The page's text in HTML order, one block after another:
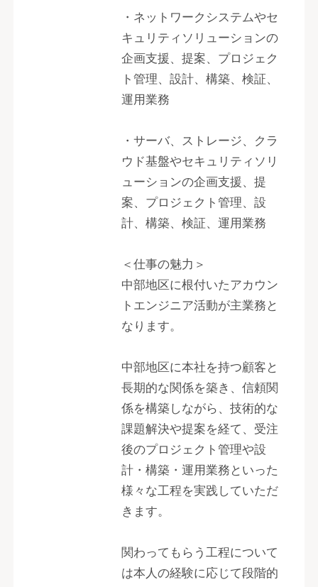
・ネットワークシステムやセ
キュリティソリューションの
企画支援、提案、プロジェク
ト管理、設計、構築、検証、
運用業務
・サーバ、ストレージ、クラ
ウド基盤やセキュリティソリ
ューションの企画支援、提
案、プロジェクト管理、設
計、構築、検証、運用業務
＜仕事の魅力＞
中部地区に根付いたアカウン
トエンジニア活動が主業務と
なります。
中部地区に本社を持つ顧客と
長期的な関係を築き、信頼関
係を構築しながら、技術的な
課題解決や提案を経て、受注
後のプロジェクト管理や設
計・構築・運用業務といった
様々な工程を実践していただ
きます。
関わってもらう工程について
は本人の経験に応じて段階的